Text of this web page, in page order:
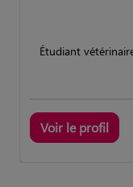
Étudiant
Voir le profil